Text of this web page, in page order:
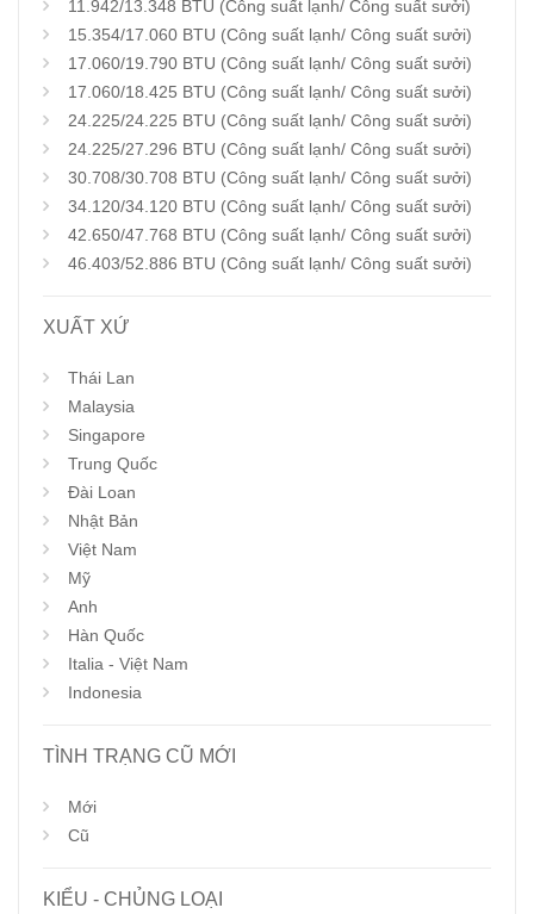
11.942/13.348 BTU (Công suất lạnh/ Công suất sưởi)
15.354/17.060 BTU (Công suất lạnh/ Công suất sưởi)
17.060/19.790 BTU (Công suất lạnh/ Công suất sưởi)
17.060/18.425 BTU (Công suất lạnh/ Công suất sưởi)
24.225/24.225 BTU (Công suất lạnh/ Công suất sưởi)
24.225/27.296 BTU (Công suất lạnh/ Công suất sưởi)
30.708/30.708 BTU (Công suất lạnh/ Công suất sưởi)
34.120/34.120 BTU (Công suất lạnh/ Công suất sưởi)
42.650/47.768 BTU (Công suất lạnh/ Công suất sưởi)
46.403/52.886 BTU (Công suất lạnh/ Công suất sưởi)
XUẤT XỨ
Thái Lan
Malaysia
Singapore
Trung Quốc
Đài Loan
Nhật Bản
Việt Nam
Mỹ
Anh
Hàn Quốc
Italia - Việt Nam
Indonesia
TÌNH TRẠNG CŨ MỚI
Mới
Cũ
KIỂU - CHỦNG LOẠI